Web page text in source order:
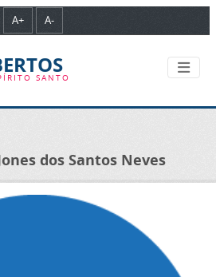
A+ A-
SANTO
dos Santos Neves